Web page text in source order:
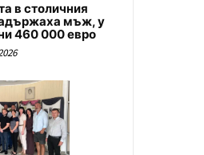
в столичния
мъж, у
460 000 евро